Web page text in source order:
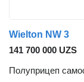
Wielton NW 3
141 700 000 UZS
Полуприцеп